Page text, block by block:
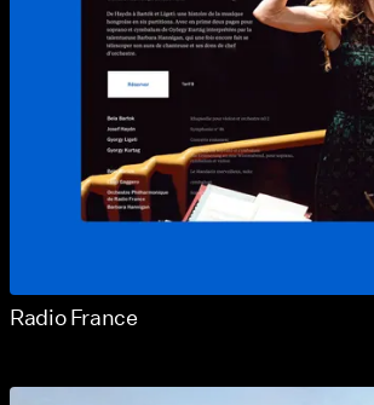
Radio France